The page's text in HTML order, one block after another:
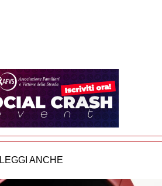
LEGGI ANCHE